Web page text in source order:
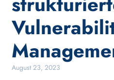
August 23, 2023
Secure